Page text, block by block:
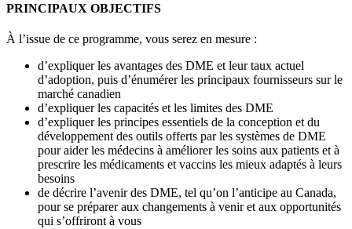
PRINCIPAUX OBJECTIFS
À l’issue de ce programme, vous serez en mesure :
d’expliquer les avantages des DME et leur taux actuel
d’adoption, puis d’énumérer les principaux fournisseurs sur le
marché canadien
d’expliquer les capacités et les limites des DME
d’expliquer les principes essentiels de la conception et du
développement des outils offerts par les systèmes de DME
pour aider les médecins à améliorer les soins aux patients et à
prescrire les médicaments et vaccins les mieux adaptés à leurs
besoins
de décrire l’avenir des DME, tel qu’on l’anticipe au Canada,
pour se préparer aux changements à venir et aux opportunités
qui s’offriront à vous